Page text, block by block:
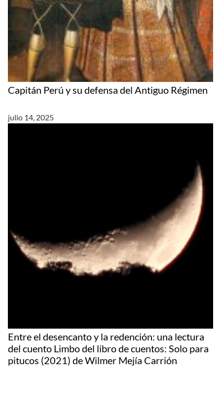
Capitán Perú y su defensa del Antiguo Régimen
julio 14, 2025
Entre el desencanto y la redención: una lectura
del cuento Limbo del libro de cuentos: Solo para
pitucos (2021) de Wilmer Mejía Carrión